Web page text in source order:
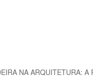
NA ARQUITETURA: